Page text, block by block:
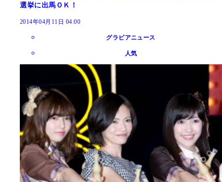
選挙に出馬ＯＫ！
2014年04月11日 04:00
グラビアニュース
人気